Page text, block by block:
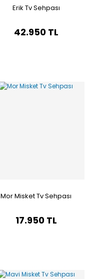
Erik Tv Sehpası
42.950 TL
Mor Misket Tv Sehpası
17.950 TL